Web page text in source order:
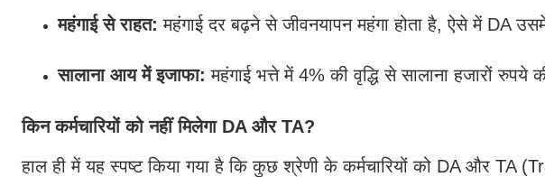
महंगाई से राहत: महंगाई दर बढ़ने से जीवनयापन महंगा होता है, ऐसे में DA
सालाना आय में इजाफा: महंगाई भत्ते में 4% की वृद्धि से सालाना हजारों रुपये
किन कर्मचारियों को नहीं मिलेगा DA और TA?
हाल ही में यह स्पष्ट किया गया है कि कुछ श्रेणी के कर्मचारियों को DA और TA